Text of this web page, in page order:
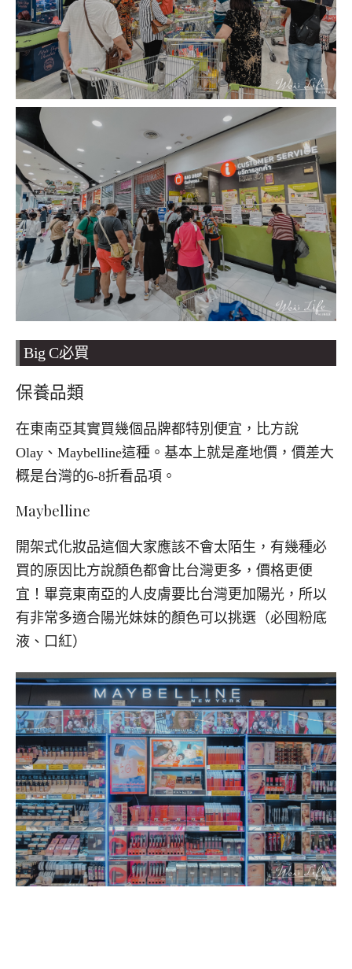
Big C必買
保養品類
在東南亞其實買幾個品牌都特別便宜，比方說
Olay 、 Maybelline這種。基本上就是產地價，價差大
概是台灣的6-8折看品項。
Maybelline
開架式化妝品這個大家應該不會太陌生，有幾種必
買的原因比方說顏色都會比台灣更多，價格更便
宜！畢竟東南亞的人皮膚要比台灣更加陽光，所以
有非常多適合陽光妹妹的顏色可以挑選（必囤粉底
液、口紅）